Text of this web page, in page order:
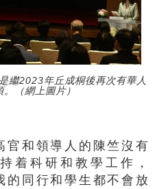
繼2023年丘成桐後再次有華人
（網上圖片）
和領導人的陳竺沒有
着科研和教學工作，
的同行和學生都不會放